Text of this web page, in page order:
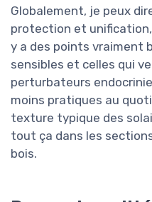
Globalement, je peux
protection et unification,
y a des points vraiment
sensibles et celles qui
perturbateurs
moins pratiques au
texture typique des
tout ça dans les
bois.